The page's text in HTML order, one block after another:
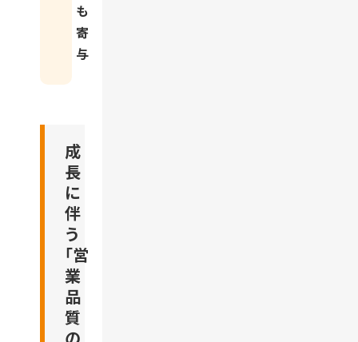
も
寄
与
成
長
に
伴
う
「営
業
品
質